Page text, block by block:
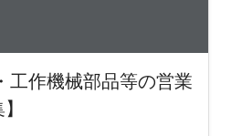
工作機械部品等の営業